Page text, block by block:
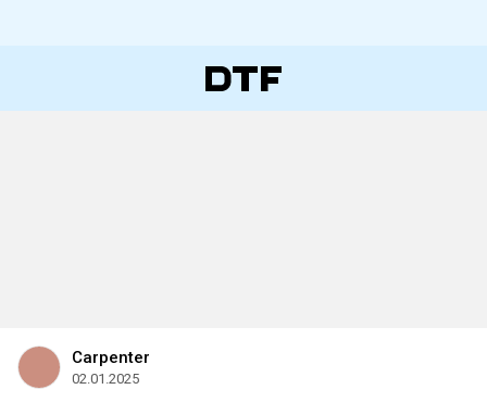
Carpenter
02.01.2025